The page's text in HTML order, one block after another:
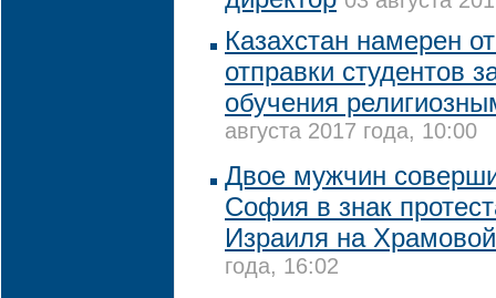
Казахстан намерен
отправки студентов
обучения
августа 2017 года, 10:00
Двое мужчин
София в знак
Израиля на
года, 16:02